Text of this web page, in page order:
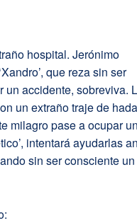
hospital. Jerónimo
que reza sin ser
un accidente, sobreviva.
un extraño traje de
milagro pase a ocupar un
intentará ayudarlas
sin ser consciente un